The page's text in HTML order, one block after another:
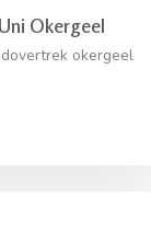
Okergeel
okergeel